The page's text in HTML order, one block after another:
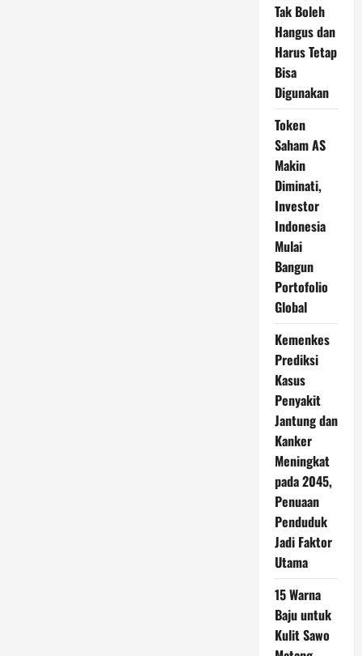
Tak Boleh
Hangus dan
Harus Tetap
Bisa
Digunakan
Token
Saham AS
Makin
Diminati,
Investor
Indonesia
Mulai
Bangun
Portofolio
Global
Kemenkes
Prediksi
Kasus
Penyakit
Jantung dan
Kanker
Meningkat
pada 2045,
Penuaan
Penduduk
Jadi Faktor
Utama
15 Warna
Baju untuk
Kulit Sawo